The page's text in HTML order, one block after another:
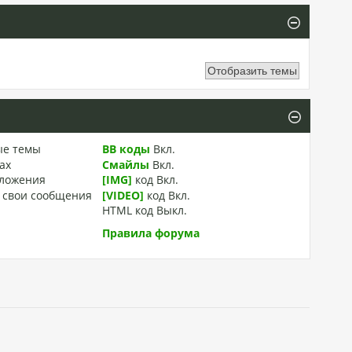
темы
сообщения
BB коды Вкл.
Смайлы Вкл.
[IMG] код Вкл.
[VIDEO] код Вкл.
HTML код Выкл.
Правила форума